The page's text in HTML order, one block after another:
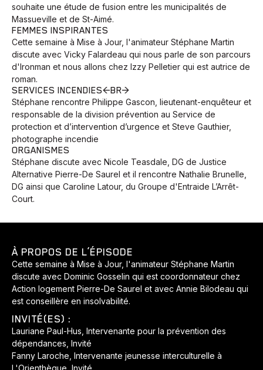
Animaux Avenir Bingo Communauté Culture
Développement Histoires Pêche Santé Sport
Voyage Yoga
souhaite une étude de fusion entre les municipalités de
Massueville et de St-Aimé.
FEMMES INSPIRANTES
Cette semaine à Mise à Jour, l'animateur Stéphane Martin
discute avec Vicky Falardeau qui nous parle de son parcours
d'Ironman et nous allons chez Izzy Pelletier qui est autrice de
roman.
SERVICES INCENDIES<BR>
Stéphane rencontre Philippe Gascon, lieutenant-enquêteur et
responsable de la division prévention au Service de
protection et d’intervention d’urgence et Steve Gauthier,
photographe incendie
ORGANISMES
Stéphane discute avec Nicole Teasdale, DG de Justice
Alternative Pierre-De Saurel et il rencontre Nathalie Brunelle,
DG ainsi que Caroline Latour, du Groupe d'Entraide L’Arrêt-
Court.
À PROPOS DE L’ÉPISODE
Cette semaine à Mise à Jour, l'animateur Stéphane Martin
discute avec Dominic Gosselin qui est coordonnateur chez
Action logement Pierre-De Saurel et avec Annie Bilodeau qui
est conseillère en insolvabilité.
INVITÉ(ES) :
Lauriane Paul-Hus, Intervenante pour la prévention des
dépendances, Invité
Fanny Laroche, Intervenante jeunesse interculturelle à
L'Orienthèque, Invité